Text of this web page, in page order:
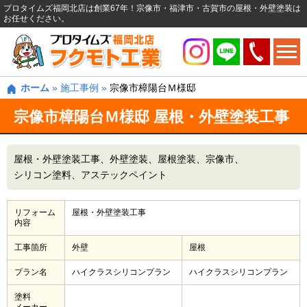
プロタイムズ福岡北店は創業67年！宗像市・福津市・古賀市の屋根・外壁塗装は
お任せください。
ホーム » 施工事例 » 宗像市樟陽台Ｍ様邸
宗像市樟陽台Ｍ様邸 屋根・外壁塗装工事
屋根・外壁塗装工事 外壁塗装 屋根塗装
宗像市
シリコン塗料
アステックペイント
リフォーム
内容
屋根・外壁塗装工事
工事箇所 外壁 屋根
プラン名 ハイクラスシリコンプラン ハイクラスシリコンプラン
塗料